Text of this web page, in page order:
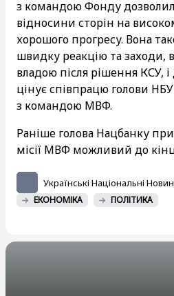
з командою Фонду
відносини сторін на
хорошого прогресу. Вона
швидку реакцію та заходи,
владою після рішення КСУ,
цінує співпрацю голови
з командою МВФ.
Раніше голова Нацбанку
місії МВФ можливий до
Українські Національні
ЕКОНОМІКА ПОЛІТИКА